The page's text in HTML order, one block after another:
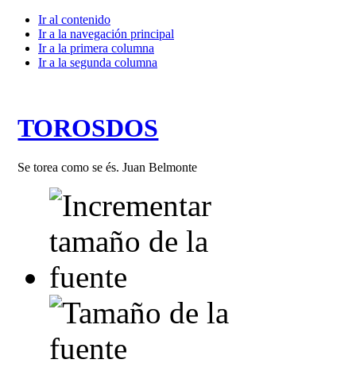
Ir al contenido
Ir a la navegación principal
Ir a la primera columna
Ir a la segunda columna
TOROSDOS
Se torea como se és. Juan Belmonte